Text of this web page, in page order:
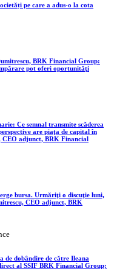
pe care a adus-o la cota
BRK Financial Group:
pot oferi oportunităţi
Ce semnal transmite scăderea
are piaţa de capital în
CEO adjunct, BRK Financial
bursa. Urmăriţi o discuţie luni,
CEO adjunct, BRK
de dobândire de către Ileana
al SSIF BRK Financial Group;